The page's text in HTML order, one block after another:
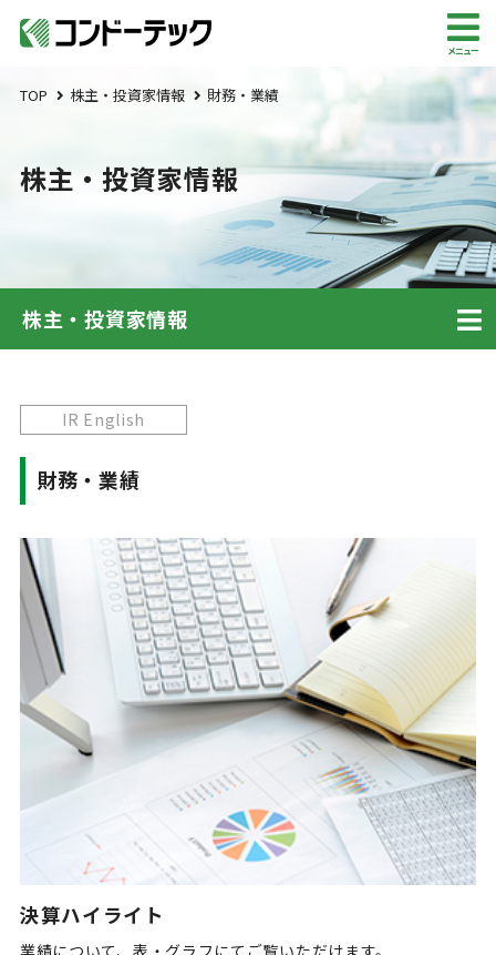
メニュー
TOP 株主・投資家情報 財務・業績
株主・投資家情報
株主・投資家情報
IR English
財務・業績
決算ハイライト